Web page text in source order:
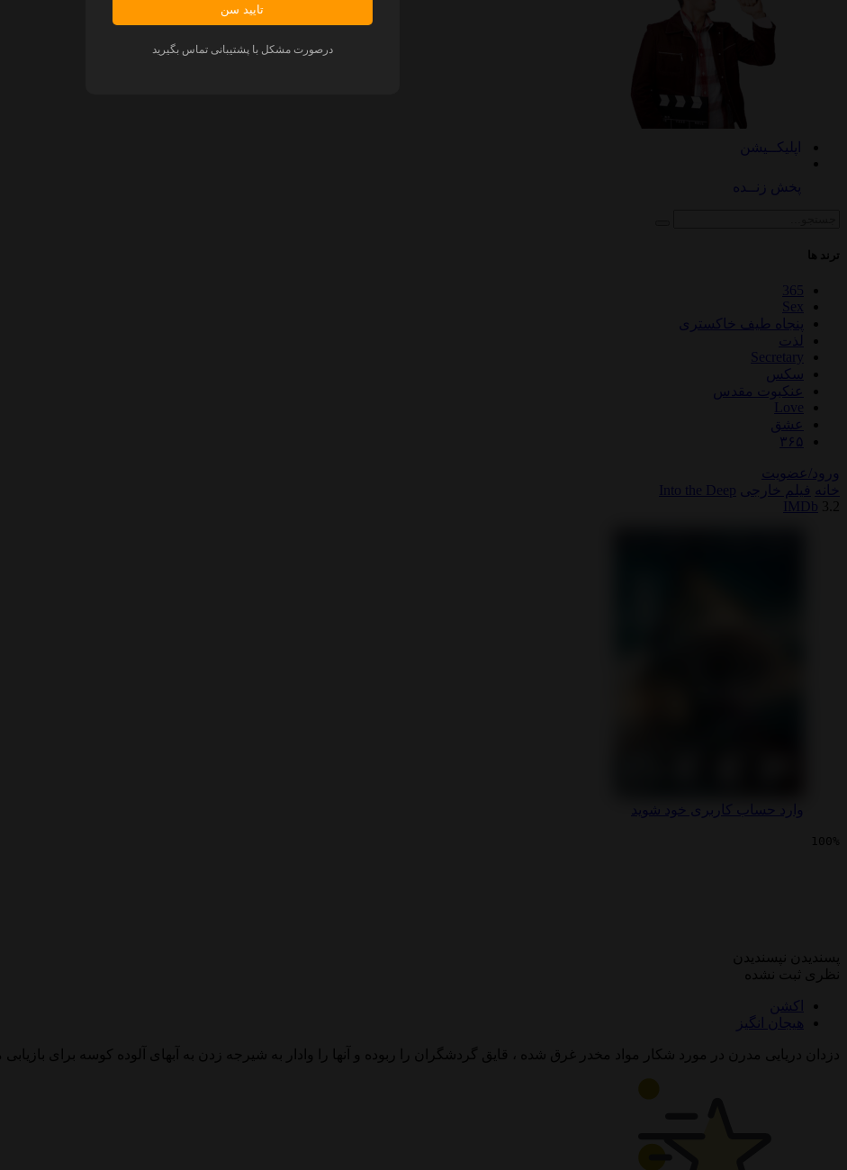
اپلیکــیشن
پخش زنــده
ترند ها
365
Sex
پنجاه طیف خاکستری
لذت
Secretary
سکس
عنکبوت مقدس
Love
عشق
۳۶۵
ورود/عضویت
تایید سن
درصورت مشکل با پشتیبانی تماس بگیرید
خانه فیلم خارجی
Into the Deep
IMDb
3.2
وارد حساب کاربری خود شوید
100%
پسندیدن
نپسندیدن
نظری ثبت نشده
اکشن
هیجان انگیز
دزدان دریایی مدرن در مورد شکار مواد مخدر غرق شده ، قایق گردشگران را ربوده و آنها را وادار به شیرجه زدن به آبهای آلوده کوسه برای بازیابی